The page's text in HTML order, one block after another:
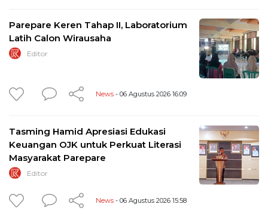
Parepare Keren Tahap II, Laboratorium
Latih Calon Wirausaha
Editor
News - 06 Agustus 2026 16:09
Tasming Hamid Apresiasi Edukasi
Keuangan OJK untuk Perkuat Literasi
Masyarakat Parepare
Editor
News - 06 Agustus 2026 15:58